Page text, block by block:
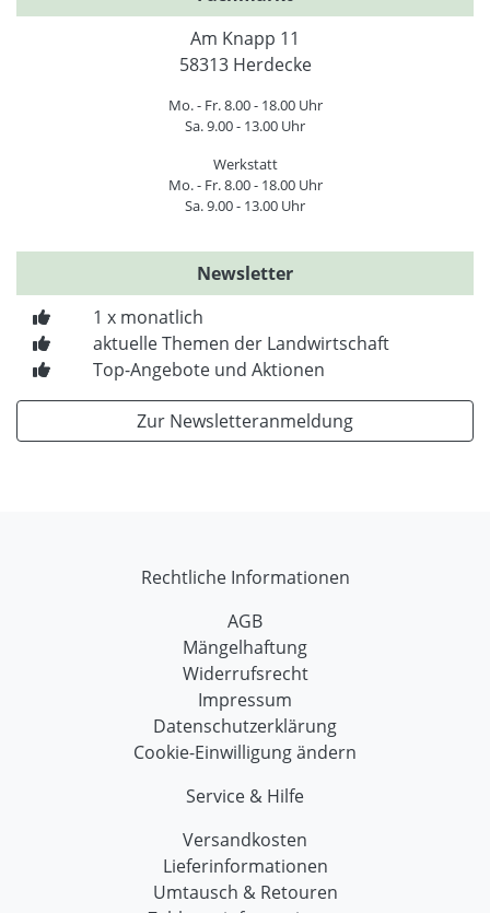
Am Knapp 11
58313 Herdecke
Mo. - Fr. 8.00 - 18.00 Uhr
Sa. 9.00 - 13.00 Uhr
Werkstatt
Mo. - Fr. 8.00 - 18.00 Uhr
Sa. 9.00 - 13.00 Uhr
Newsletter
1 x monatlich
aktuelle Themen der Landwirtschaft
Top-Angebote und Aktionen
Zur Newsletteranmeldung
Rechtliche Informationen
AGB
Mängelhaftung
Widerrufsrecht
Impressum
Datenschutzerklärung
Cookie-Einwilligung ändern
Service & Hilfe
Versandkosten
Lieferinformationen
Umtausch & Retouren